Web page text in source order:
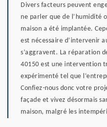
Divers facteurs peuvent
ne parler que de l’humidité
maison a été implantée.
est nécessaire d’intervenir
s’aggravent. La réparation
40150 est une intervention
expérimenté tel que
Confiez-nous donc votre
façade et vivez désormais
maison, malgré les